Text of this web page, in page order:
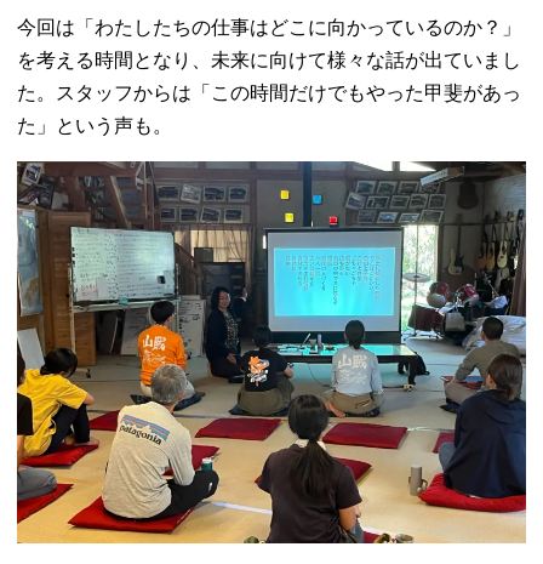
今回は「わたしたちの仕事はどこに向かっているのか？」
を考える時間となり、未来に向けて様々な話が出ていまし
た。スタッフからは「この時間だけでもやった甲斐があっ
た」という声も。